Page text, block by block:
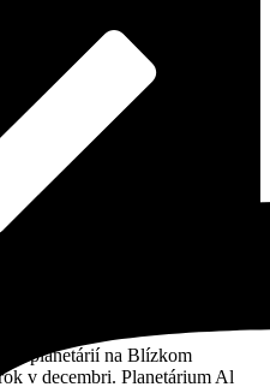
planetárií na Blízkom
v decembri. Planetárium Al